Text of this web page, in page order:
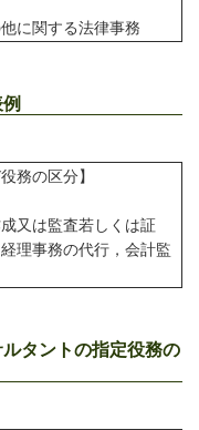
に関する法律事務
務の区分】
又は監査若しくは証
理事務の代行，会計監
タントの指定役務の